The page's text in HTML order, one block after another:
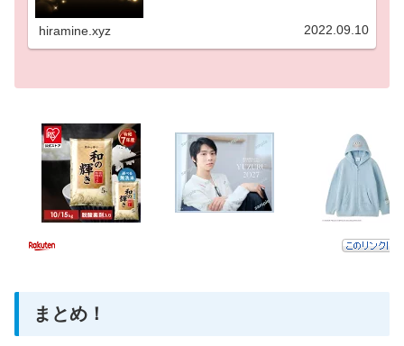
いと思います！ 闇病み子さんの出身校や経歴につい
hiramine.xyz 2022.09.10
まとめ！